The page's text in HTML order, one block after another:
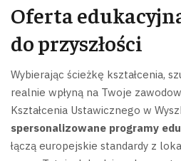
Oferta
do przyszłości
Wybierając ścieżkę kształcenia,
realnie wpłyną na Twoje
Kształcenia Ustawicznego w
spersonalizowane programy
łączą europejskie standardy z